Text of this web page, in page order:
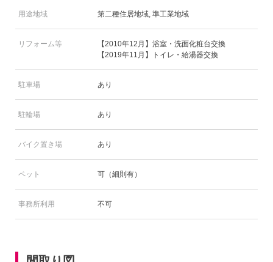
用途地域 第二種住居地域, 準工業地域
リフォーム等
【2010年12月】浴室・洗面化粧台交換
【2019年11月】トイレ・給湯器交換
駐車場 あり
駐輪場 あり
バイク置き場 あり
ペット 可（細則有）
事務所利用 不可